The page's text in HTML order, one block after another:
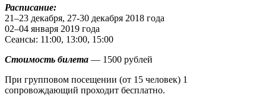
Расписание:
21–23 декабря, 27-30 декабря 2018 года
02–04 января 2019 года
Сеансы: 11:00, 13:00, 15:00
Стоимость билета — 1500 рублей
При групповом посещении (от 15 человек) 1
сопровождающий проходит бесплатно.